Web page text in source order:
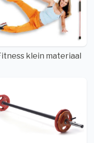
klein materiaal